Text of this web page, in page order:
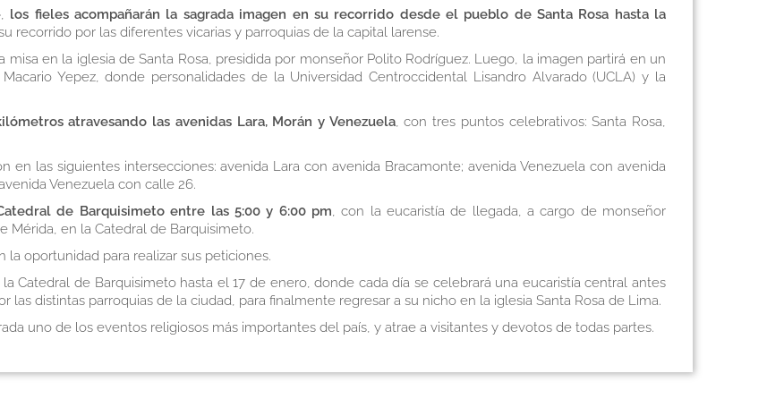
los fieles acompañarán la sagrada imagen en su recorrido desde el pueblo de Santa Rosa hasta la
recorrido por las diferentes vicarias y parroquias de la capital larense.
misa en la iglesia de Santa Rosa, presidida por monseñor Polito Rodríguez. Luego, la imagen partirá en un
Yepez, donde personalidades de la Universidad Centroccidental Lisandro Alvarado (UCLA) y la
atravesando las avenidas Lara, Morán y Venezuela, con tres puntos celebrativos: Santa Rosa,
en las siguientes intersecciones: avenida Lara con avenida Bracamonte; avenida Venezuela con avenida
Venezuela con calle 26.
de Barquisimeto entre las 5:00 y 6:00 pm, con la eucaristía de llegada, a cargo de monseñor
Mérida, en la Catedral de Barquisimeto.
oportunidad para realizar sus peticiones.
Catedral de Barquisimeto hasta el 17 de enero, donde cada día se celebrará una eucaristía central antes
distintas parroquias de la ciudad, para finalmente regresar a su nicho en la iglesia Santa Rosa de Lima.
uno de los eventos religiosos más importantes del país, y atrae a visitantes y devotos de todas partes.